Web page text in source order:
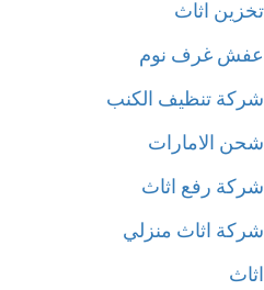
اثاث
غرف نوم
تنظيف الكنب
الامارات
رفع اثاث
اثاث منزلي